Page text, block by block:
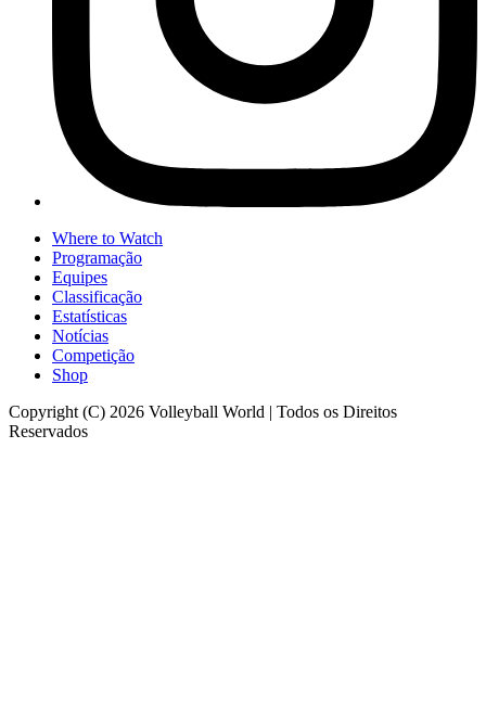
Where to Watch
Programação
Equipes
Classificação
Estatísticas
Notícias
Competição
Shop
Copyright (C) 2026 Volleyball World | Todos os Direitos
Reservados